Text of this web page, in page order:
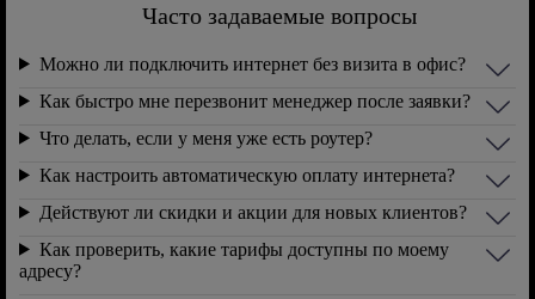
Часто задаваемые вопросы
Можно ли подключить интернет без визита в офис?
Как быстро мне перезвонит менеджер после заявки?
Что делать, если у меня уже есть роутер?
Как настроить автоматическую оплату интернета?
Действуют ли скидки и акции для новых клиентов?
Как проверить, какие тарифы доступны по моему
адресу?